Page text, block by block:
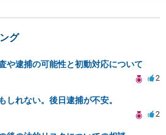
グ
や逮捕の可能性と初動対応について
2
しれない。後日逮捕が不安。
2